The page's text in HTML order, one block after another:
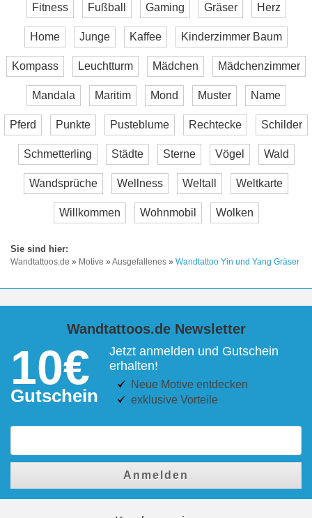
Fitness Fußball Gaming Gräser Herz
Home Junge Kaffee Kinderzimmer Baum
Kompass Leuchtturm Mädchen Mädchenzimmer
Mandala Maritim Mond Muster Name
Pferd Punkte Pusteblume Rechtecke Schilder
Schmetterling Städte Sterne Vögel Wald
Wandsprüche Wellness Weltall Weltkarte
Willkommen Wohnmobil Wolken
Wandtattoos.de » Motive » Ausgefallenes » Wandtattoo Yin und Yang Gräser
Wandtattoos.de Newsletter
10€
Gutschein
Jetzt anmelden und Gutschein
erhalten!
Neue Motive entdecken
exklusive Vorteile
Anmelden